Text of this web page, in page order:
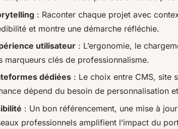
: Raconter chaque projet avec
et montre une démarche réfléchie.
utilisateur : L’ergonomie, le
marqueurs clés de professionnalisme.
dédiées : Le choix entre CMS, site
dépend du besoin de personnalisation
: Un bon référencement, une mise à
professionnels amplifient l’impact du